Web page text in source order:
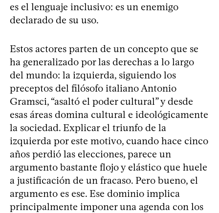
es el lenguaje inclusivo: es un enemigo
declarado de su uso.
Estos actores parten de un concepto que se
ha generalizado por las derechas a lo largo
del mundo: la izquierda, siguiendo los
preceptos del filósofo italiano Antonio
Gramsci, “asaltó el poder cultural” y desde
esas áreas domina cultural e ideológicamente
la sociedad. Explicar el triunfo de la
izquierda por este motivo, cuando hace cinco
años perdió las elecciones, parece un
argumento bastante flojo y elástico que huele
a justificación de un fracaso. Pero bueno, el
argumento es ese. Ese dominio implica
principalmente imponer una agenda con los